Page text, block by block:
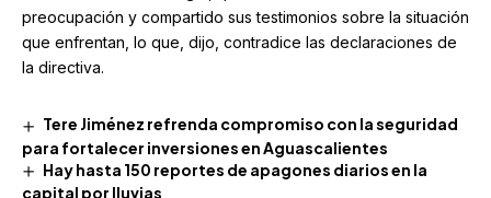
preocupación y compartido sus testimonios sobre la situación
que enfrentan, lo que, dijo, contradice las declaraciones de
la directiva.
Tere Jiménez refrenda compromiso con la seguridad
para fortalecer inversiones en Aguascalientes
Hay hasta 150 reportes de apagones diarios en la
capital por lluvias